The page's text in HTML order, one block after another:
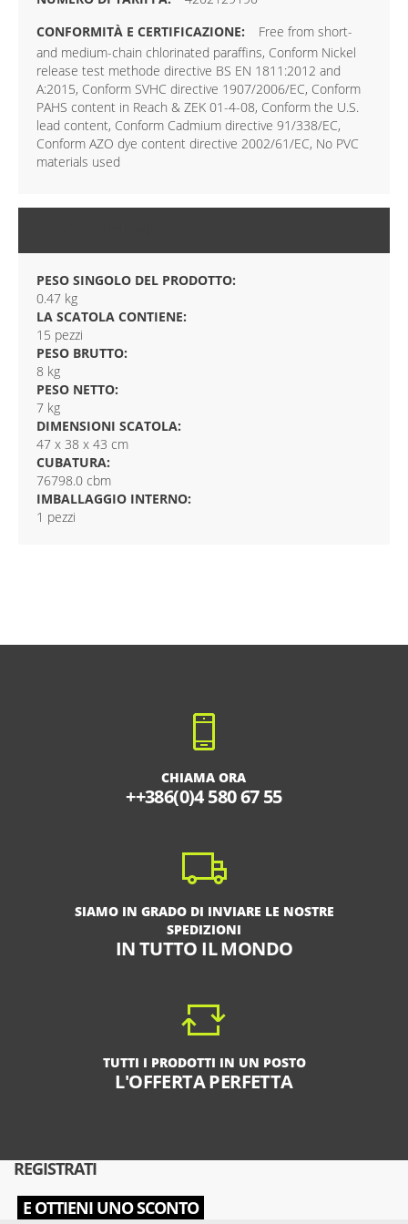
Free from short-
and medium-chain chlorinated paraffins, Conform Nickel
release test methode directive BS EN 1811:2012 and
A:2015, Conform SVHC directive 1907/2006/EC, Conform
PAHS content in Reach & ZEK 01-4-08, Conform the U.S.
lead content, Conform Cadmium directive 91/338/EC,
Conform AZO dye content directive 2002/61/EC, No PVC
materials used
PESO SINGOLO DEL PRODOTTO:
0.47 kg
LA SCATOLA CONTIENE:
15 pezzi
PESO BRUTTO:
8 kg
PESO NETTO:
7 kg
DIMENSIONI SCATOLA:
47 x 38 x 43 cm
CUBATURA:
76798.0 cbm
IMBALLAGGIO INTERNO:
1 pezzi
CHIAMA ORA
++386(0)4 580 67 55
SIAMO IN GRADO DI INVIARE LE NOSTRE
SPEDIZIONI
IN TUTTO IL MONDO
TUTTI I PRODOTTI IN UN POSTO
L'OFFERTA PERFETTA
REGISTRATI
E OTTIENI UNO SCONTO